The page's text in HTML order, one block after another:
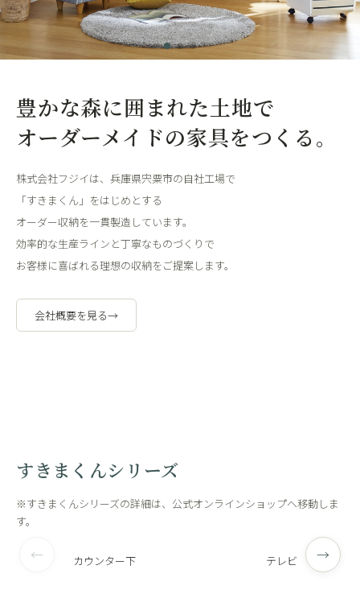
豊かな森に囲まれた土地で
オーダーメイドの家具をつくる。
株式会社フジイは、兵庫県宍粟市の自社工場で
「すきまくん」をはじめとする
オーダー収納を一貫製造しています。
効率的な生産ラインと丁寧なものづくりで
お客様に喜ばれる理想の収納をご提案します。
会社概要を見る→
すきまくんシリーズ
※すきまくんシリーズの詳細は、公式オンラインショップへ移動しま
す。
← カウンター下 テレビ →